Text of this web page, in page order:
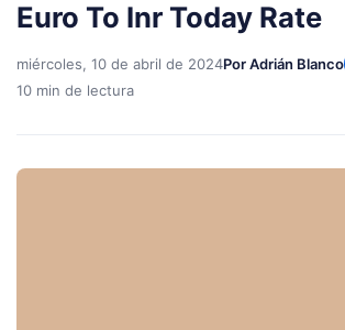
Euro To Inr Today Rate
miércoles, 10 de abril de 2024Por Adrián Blanco
10 min de lectura